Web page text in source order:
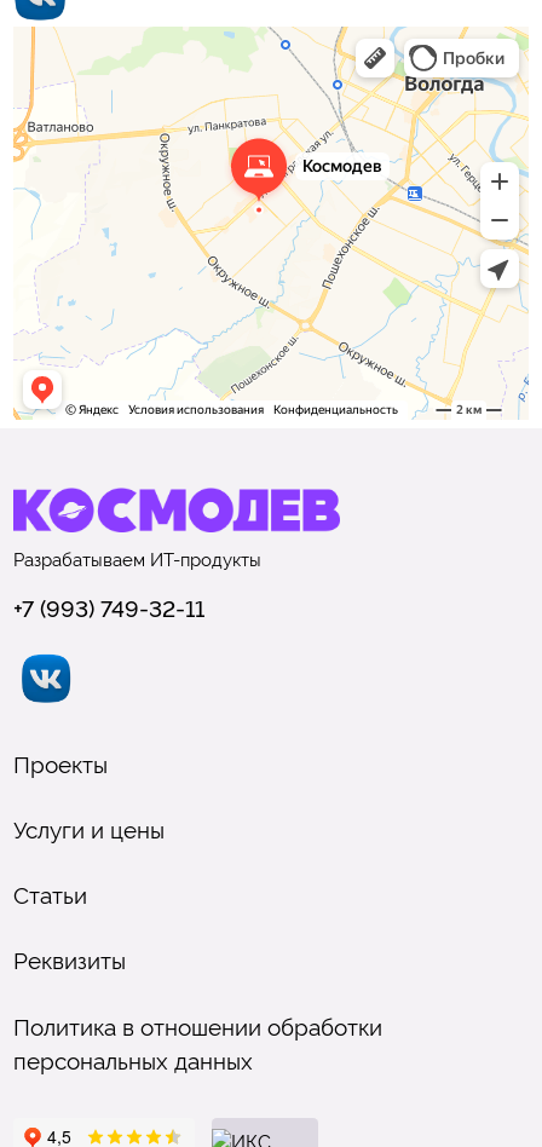
Разрабатываем ИТ-продукты
+7 (993) 749-32-11
Проекты
Услуги и цены
Статьи
Реквизиты
Политика в отношении обработки
персональных данных